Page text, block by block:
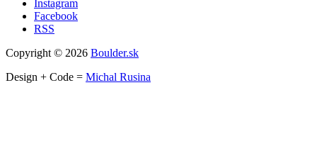
Instagram
Facebook
RSS
Copyright © 2026 Boulder.sk
Design + Code = Michal Rusina